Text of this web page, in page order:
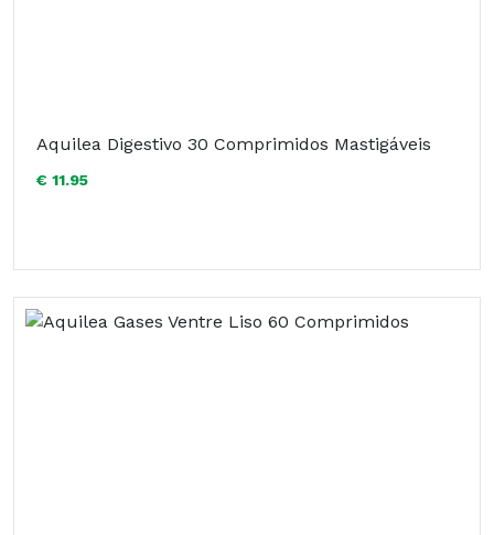
Aquilea Digestivo 30 Comprimidos Mastigáveis
€ 11.95